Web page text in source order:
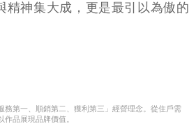
精神集大成，更是最引以為傲的
務第一、順銷第二、獲利第三」經營理念。從住戶需
品展現品牌價值。